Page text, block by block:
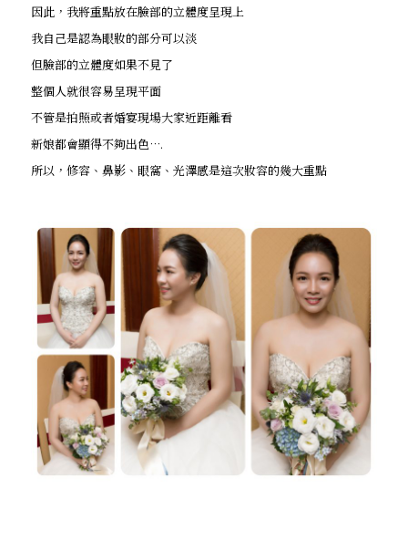
因此，我將重點放在臉部的立體度呈現上
我自己是認為眼妝的部分可以淡
但臉部的立體度如果不見了
整個人就很容易呈現平面
不管是拍照或者婚宴現場大家近距離看
新娘都會顯得不夠出色….
所以，修容、鼻影、眼窩、光澤感是這次妝容的幾大重點